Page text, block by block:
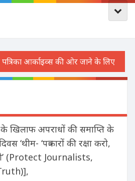
के खिलाफ अपराधों की समाप्ति के
‘थीम- ‘पत्रकारों की रक्षा करो,
(Protect Journalists,
,